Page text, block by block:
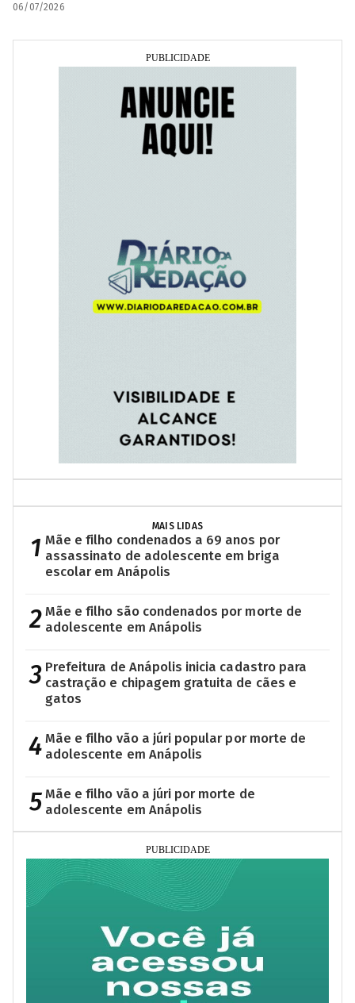
06/07/2026
MAIS LIDAS
1 Mãe e filho condenados a 69 anos por
assassinato de adolescente em briga
escolar em Anápolis
2 Mãe e filho são condenados por morte de
adolescente em Anápolis
3 Prefeitura de Anápolis inicia cadastro para
castração e chipagem gratuita de cães e
gatos
4 Mãe e filho vão a júri popular por morte de
adolescente em Anápolis
5 Mãe e filho vão a júri por morte de
adolescente em Anápolis